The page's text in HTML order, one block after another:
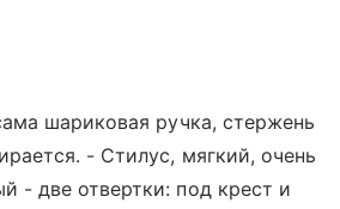
шариковая ручка, стержень
- Стилус, мягкий, очень
- две отвертки: под крест и